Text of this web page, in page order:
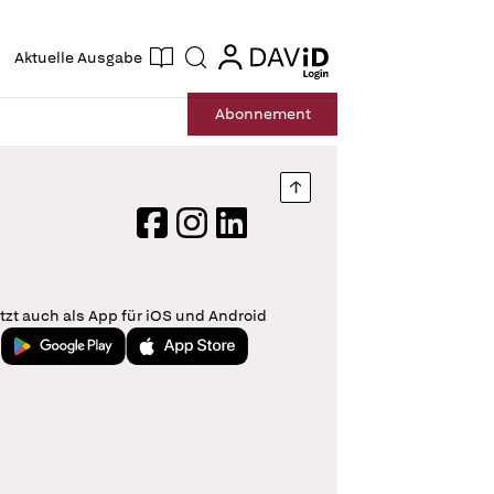
Aktuelle Ausgabe Suche login
login
Abonnement
Nach oben springen
FacebookInstagram
LinkedIn
auch als App für iOS und Android
Jetzt bei Google PlayLaden im App Store